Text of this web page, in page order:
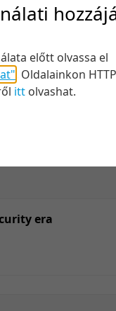
era
előtt olvassa el
Oldalainkon
itt olvashat.